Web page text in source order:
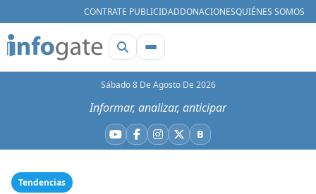
CONTRATE PUBLICIDADDONACIONESQUIÉNES SOMOS
Sábado 8 De Agosto De 2026
Informar, analizar, anticipar
YouTube
Facebook
Instagram
X BBluesky
Tendencias